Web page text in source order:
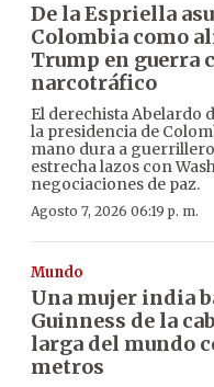
De la Espriella
Colombia como
Trump en guerra
narcotráfico
El derechista Abelardo
la presidencia de
mano dura a
estrecha lazos con
negociaciones de paz.
Agosto 7, 2026 06:19 p. m.
Mundo
Una mujer india
Guinness de la
larga del mundo
metros